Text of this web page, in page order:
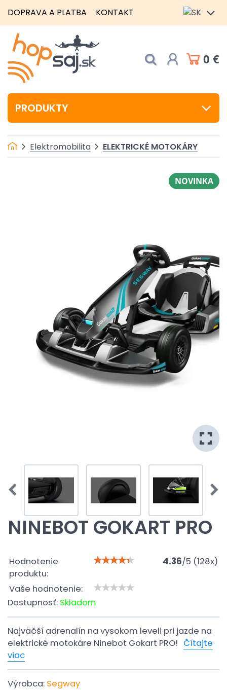
DOPRAVA A PLATBA KONTAKT
0 €
PRODUKTY
Elektromobilita ELEKTRICKÉ MOTOKÁRY
NOVINKA
NINEBOT GOKART PRO
Hodnotenie
produktu:
4.36/5 (128x)
Vaše hodnotenie:
Dostupnosť: Skladom
Najväčší adrenalín na vysokom leveli pri jazde na
elektrické motokáre Ninebot Gokart PRO! Čítajte
viac
Výrobca: Segway